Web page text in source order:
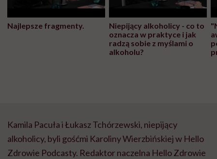
Najlepsze fragmenty.
Niepijący alkoholicy - co to
oznacza w praktyce i jak
radzą sobie z myślami o
alkoholu?
Kamila Pacuła i Łukasz Tchórzewski, niepijący
alkoholicy, byli gośćmi Karoliny Wierzbińskiej w Hello
Zdrowie Podcasty. Redaktor naczelna Hello Zdrowie